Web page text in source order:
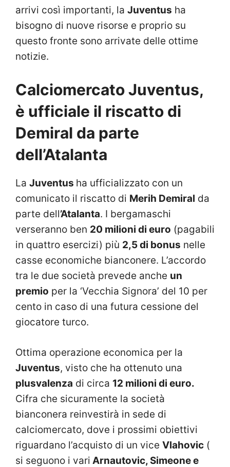
arrivi così importanti, la Juventus ha
bisogno di nuove risorse e proprio su
questo fronte sono arrivate delle ottime
notizie.
Calciomercato Juventus,
è ufficiale il riscatto di
Demiral da parte
dell’Atalanta
La Juventus ha ufficializzato con un
comunicato il riscatto di Merih Demiral da
parte dell’Atalanta. I bergamaschi
verseranno ben 20 milioni di euro (pagabili
in quattro esercizi) più 2,5 di bonus nelle
casse economiche bianconere. L’accordo
tra le due società prevede anche un
premio per la ‘Vecchia Signora’ del 10 per
cento in caso di una futura cessione del
giocatore turco.
Ottima operazione economica per la
Juventus, visto che ha ottenuto una
plusvalenza di circa 12 milioni di euro.
Cifra che sicuramente la società
bianconera reinvestirà in sede di
calciomercato, dove i prossimi obiettivi
riguardano l’acquisto di un vice Vlahovic (
si seguono i vari Arnautovic, Simeone e